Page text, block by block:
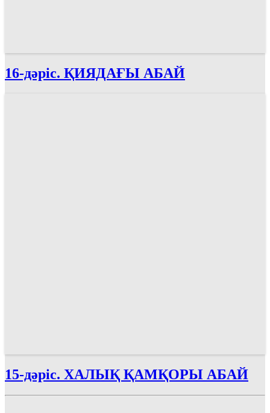
16-дәріс. ҚИЯДАҒЫ АБАЙ
15-дәріс. ХАЛЫҚ ҚАМҚОРЫ АБАЙ